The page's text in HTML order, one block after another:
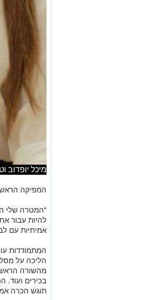
מיכל יופדוב
המפיקה
“המטרה שלי
להיות עבור
אמיתיות עם
המתמודדות
הליכה על
מהשורה
בכירים ועוד.
תוגש הכרה